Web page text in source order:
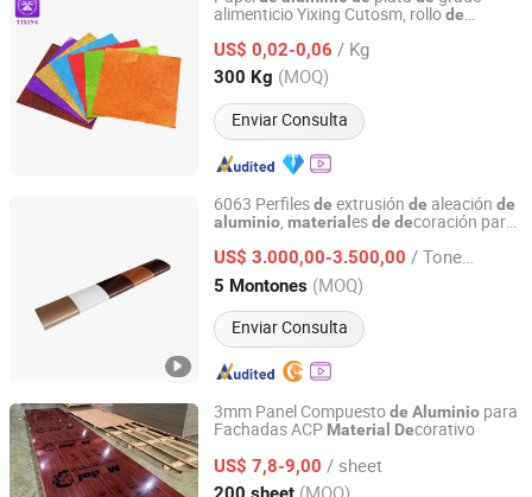
alimenticio Yixing Cutosm, rollode
para cigarrillos y película
alimentos
US$ 0,02-0,06 / Kg
300 Kg (MOQ)
Enviar Consulta
Jiangxi Yixing Packaging Co., Ltd.
Jiangxi, China Desde 2023
6063 Perfilesde extrusión de aleación de
aluminio, material esde decoración para
US$ 3.000,00-3.500,00 / Tonelada
5 Montones (MOQ)
Enviar Consulta
Kemet New Material Technology Co., Ltd.
Shandong, China Desde 2021
3mm Panel Compuestode Aluminio para
Fachadas ACP Material Decorativo
US$ 7,8-9,00 / sheet
(MOQ)
Shandong Alumedal New Material Co., Ltd
Shandong, China Desde 2023